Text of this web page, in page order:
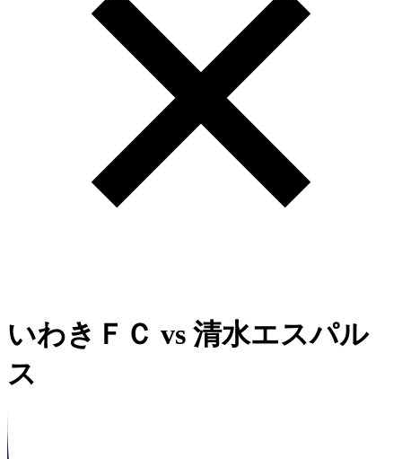
いわきＦＣ vs 清水エスパル
ス